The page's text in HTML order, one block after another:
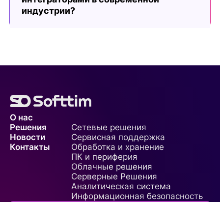
индустрии?
О нас
Решения
Сетевые решения
Сервисная поддержка
Обработка и хранение
ПК и периферия
Облачные решения
Серверные Решения
Аналитическая система
Информационная безопасность
Новости
Контакты